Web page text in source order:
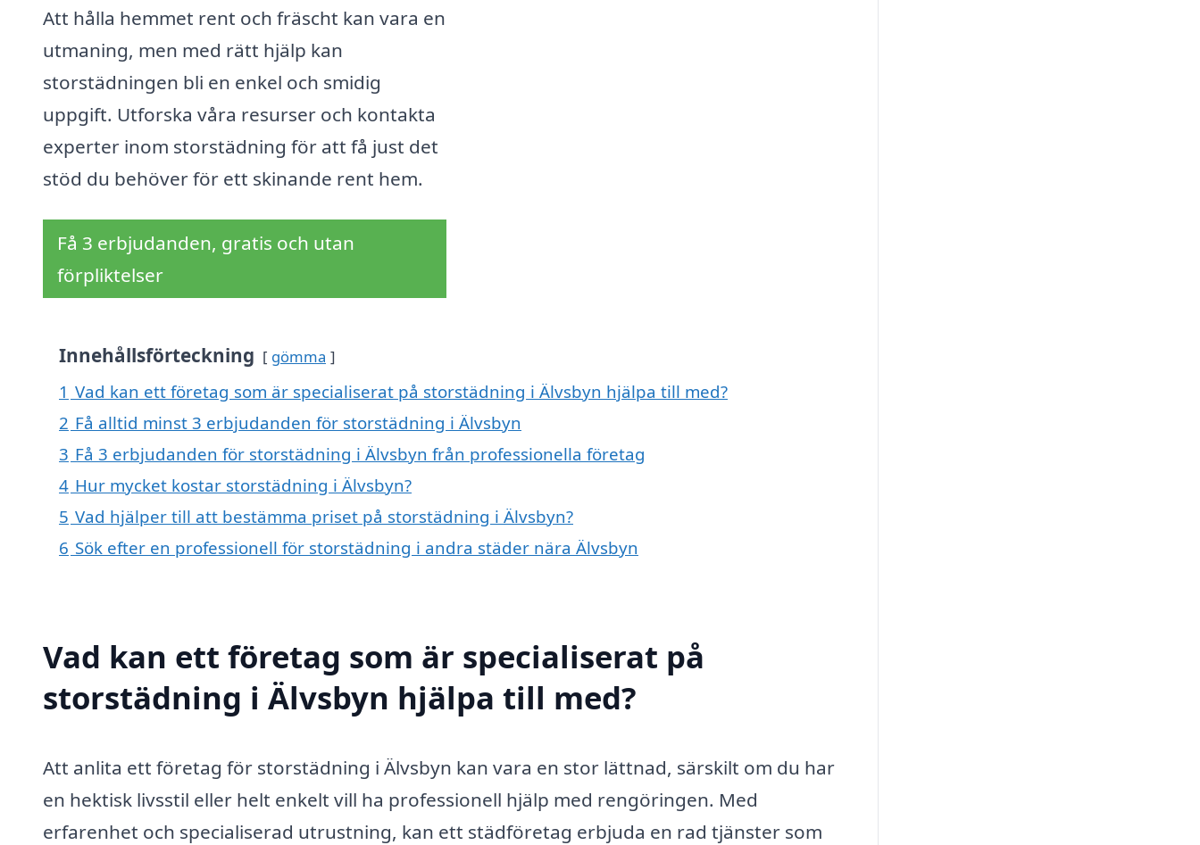
Att hålla hemmet rent och fräscht kan vara en
utmaning, men med rätt hjälp kan
storstädningen bli en enkel och smidig
uppgift. Utforska våra resurser och kontakta
experter inom storstädning för att få just det
stöd du behöver för ett skinande rent hem.
Få 3 erbjudanden, gratis och utan
förpliktelser
Innehållsförteckning gömma
1 Vad kan ett företag som är specialiserat på storstädning i Älvsbyn hjälpa till med?
2 Få alltid minst 3 erbjudanden för storstädning i Älvsbyn
3 Få 3 erbjudanden för storstädning i Älvsbyn från professionella företag
4 Hur mycket kostar storstädning i Älvsbyn?
5 Vad hjälper till att bestämma priset på storstädning i Älvsbyn?
6 Sök efter en professionell för storstädning i andra städer nära Älvsbyn
Vad kan ett företag som är specialiserat på
storstädning i Älvsbyn hjälpa till med?
Att anlita ett företag för storstädning i Älvsbyn kan vara en stor lättnad, särskilt om du har
en hektisk livsstil eller helt enkelt vill ha professionell hjälp med rengöringen. Med
erfarenhet och specialiserad utrustning, kan ett städföretag erbjuda en rad tjänster som